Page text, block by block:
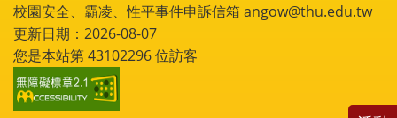
校園安全、霸凌、性平事件申訴信箱 angow@thu.edu.tw
更新日期：2026-08-07
您是本站第43102296位訪客